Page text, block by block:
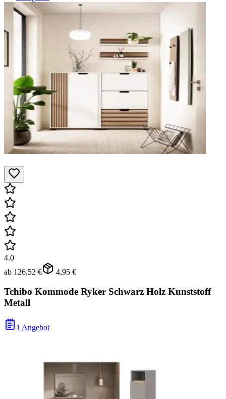
4.0
ab 126,52 € 4,95 €
Tchibo Kommode Ryker Schwarz Holz Kunststoff
Metall
1 Angebot